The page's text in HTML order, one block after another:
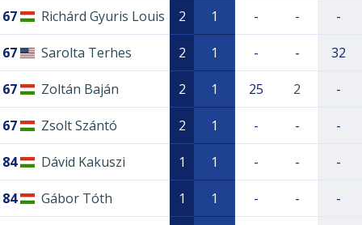
67 Richárd Gyuris Louis 2 1 - - -
67 Sarolta Terhes 2 1 - - 32
67 Zoltán Baján 2 1 25 2 -
67 Zsolt Szántó 2 1 - - -
84 Dávid Kakuszi 1 1 - - -
84 Gábor Tóth 1 1 - - -